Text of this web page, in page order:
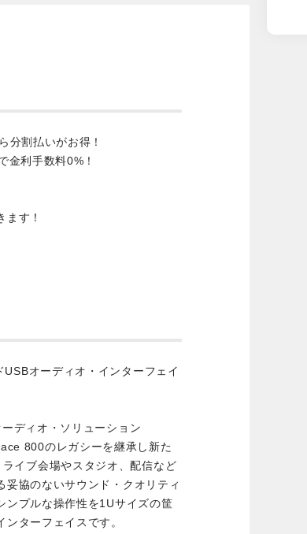
分割払いがお得！
金利手数料0%！
ます！
オーディオ・インターフェイ
ディオ・ソリューション
800のレガシーを継承し新た
イブ会場やスタジオ、配信など
協のないサウンド・クオリティ
ンプルな操作性を1Uサイズの筐
ターフェイスです。